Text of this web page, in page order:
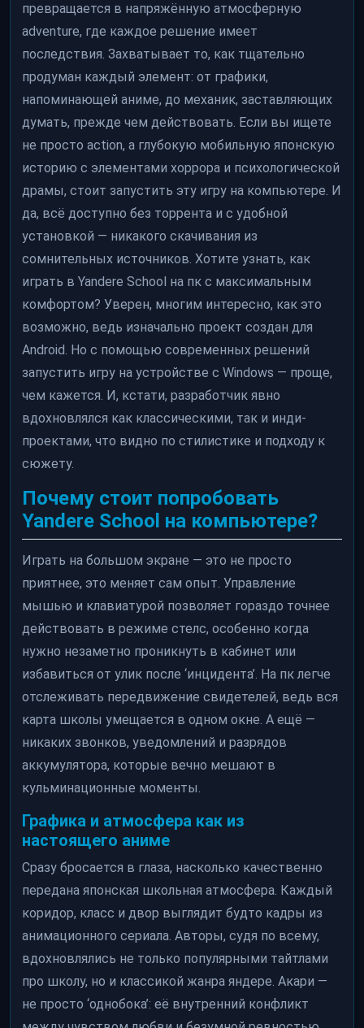
превращается в напряжённую атмосферную
adventure, где каждое решение имеет
последствия. Захватывает то, как тщательно
продуман каждый элемент: от графики,
напоминающей аниме, до механик, заставляющих
думать, прежде чем действовать. Если вы ищете
не просто action, а глубокую мобильную японскую
историю с элементами хоррора и психологической
драмы, стоит запустить эту игру на компьютере. И
да, всё доступно без торрента и с удобной
установкой — никакого скачивания из
сомнительных источников. Хотите узнать, как
играть в Yandere School на пк с максимальным
комфортом? Уверен, многим интересно, как это
возможно, ведь изначально проект создан для
Android. Но с помощью современных решений
запустить игру на устройстве с Windows — проще,
чем кажется. И, кстати, разработчик явно
вдохновлялся как классическими, так и инди-
проектами, что видно по стилистике и подходу к
сюжету.
Почему стоит попробовать
Yandere School на компьютере?
Играть на большом экране — это не просто
приятнее, это меняет сам опыт. Управление
мышью и клавиатурой позволяет гораздо точнее
действовать в режиме стелс, особенно когда
нужно незаметно проникнуть в кабинет или
избавиться от улик после ‘инцидента’. На пк легче
отслеживать передвижение свидетелей, ведь вся
карта школы умещается в одном окне. А ещё —
никаких звонков, уведомлений и разрядов
аккумулятора, которые вечно мешают в
кульминационные моменты.
Графика и атмосфера как из
настоящего аниме
Сразу бросается в глаза, насколько качественно
передана японская школьная атмосфера. Каждый
коридор, класс и двор выглядит будто кадры из
анимационного сериала. Авторы, судя по всему,
вдохновлялись не только популярными тайтлами
про школу, но и классикой жанра яндере. Акари —
не просто ‘однобока’: её внутренний конфликт